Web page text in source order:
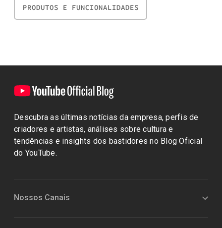
PRODUTOS E FUNCIONALIDADES
Descubra as últimas notícias da empresa, perfis de
criadores e artistas, análises sobre cultura e
tendências e insights dos bastidores no Blog Oficial
do YouTube.
Nossos Canais